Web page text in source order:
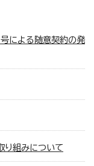
による随意契約の発
り組みについて